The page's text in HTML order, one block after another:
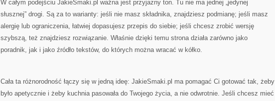
W całym podejściu JakieSmaki.pl ważna jest przyjazny ton. Tu nie ma jednej „jedynej
słusznej” drogi. Są za to warianty: jeśli nie masz składnika, znajdziesz podmianę; jeśli masz
alergię lub ograniczenia, łatwiej dopasujesz przepis do siebie; jeśli chcesz zrobić wersję
szybszą, też znajdziesz rozwiązanie. Właśnie dzięki temu strona działa zarówno jako
poradnik, jak i jako źródło tekstów, do których można wracać w kółko.
Cała ta różnorodność łączy się w jedną ideę: JakieSmaki.pl ma pomagać Ci gotować tak, żeby
było apetycznie i żeby kuchnia pasowała do Twojego życia, a nie odwrotnie. Jeśli chcesz mieć